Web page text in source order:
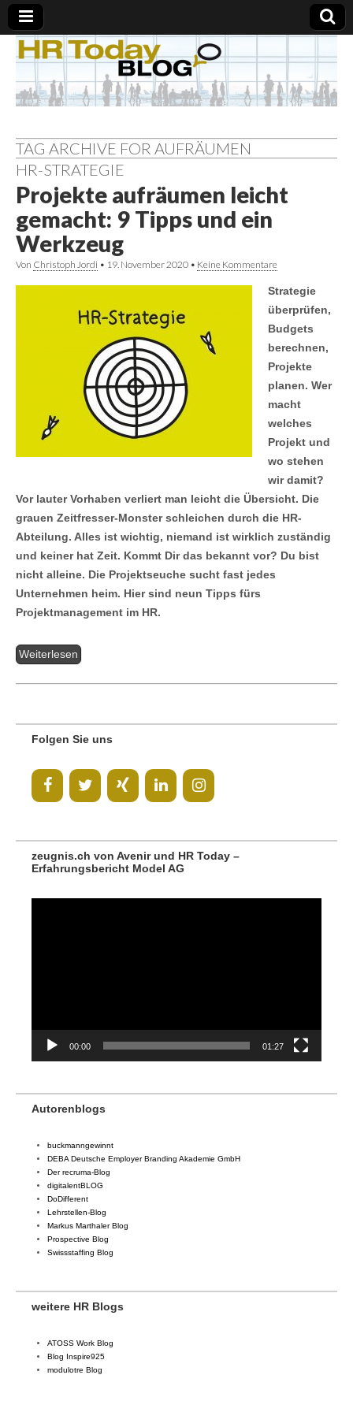
TAG ARCHIVE FOR AUFRÄUMEN
HR-STRATEGIE
Projekte aufräumen leicht
gemacht: 9 Tipps und ein
Werkzeug
Von Christoph Jordi • 19. November 2020 • Keine Kommentare
Strategie
überprüfen,
Budgets
berechnen,
Projekte
planen. Wer
macht
welches
Projekt und
wo stehen
wir damit?
Vor lauter Vorhaben verliert man leicht die Übersicht. Die
grauen Zeitfresser-Monster schleichen durch die HR-
Abteilung. Alles ist wichtig, niemand ist wirklich zuständig
und keiner hat Zeit. Kommt Dir das bekannt vor? Du bist
nicht alleine. Die Projektseuche sucht fast jedes
Unternehmen heim. Hier sind neun Tipps fürs
Projektmanagement im HR.
Weiterlesen
Folgen Sie uns
zeugnis.ch von Avenir und HR Today –
Erfahrungsbericht Model AG
00:00 01:27
Autorenblogs
buckmanngewinnt
DEBA Deutsche Employer Branding Akademie GmbH
Der recruma-Blog
digitalentBLOG
DoDifferent
Lehrstellen-Blog
Markus Marthaler Blog
Prospective Blog
Swissstaffing Blog
weitere HR Blogs
ATOSS Work Blog
Blog Inspire925
modulotre Blog